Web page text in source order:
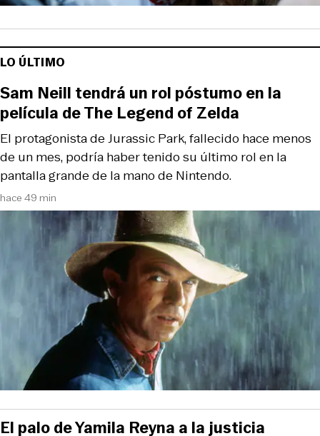
LO ÚLTIMO
hace 49 min
El protagonista de Jurassic Park, fallecido hace menos
de un mes, podría haber tenido su último rol en la
pantalla grande de la mano de Nintendo.
Sam Neill tendrá un rol póstumo en la
película de The Legend of Zelda
El palo de Yamila Reyna a la justicia